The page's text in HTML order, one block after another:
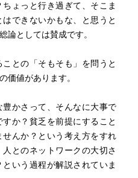
ょっと行き過ぎて、そこま
できないかもな、と思うと
論としては賛成です。
との「そもそも」を問うと
価値があります。
かさって、そんなに大事で
か？貧乏を前提にすること
んか？という考え方をすれ
とのネットワークの大切さ
いう過程が解説されていま